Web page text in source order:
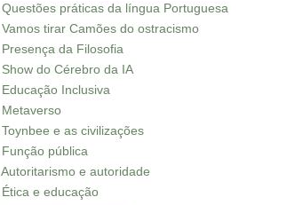
. Questões práticas da língua Portuguesa
. Vamos tirar Camões do ostracismo
. Presença da Filosofia
. Show do Cérebro da IA
. Educação Inclusiva
. Metaverso
. Toynbee e as civilizações
. Função pública
. Autoritarismo e autoridade
. Ética e educação